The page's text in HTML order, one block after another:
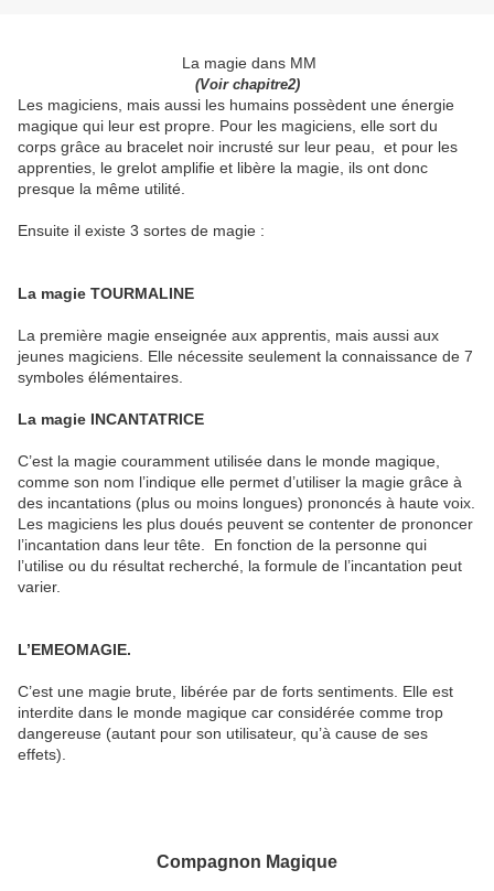
La magie dans MM
(Voir chapitre2)
Les magiciens, mais aussi les humains possèdent une énergie
magique qui leur est propre. Pour les magiciens, elle sort du
corps grâce au bracelet noir incrusté sur leur peau, et pour les
apprenties, le grelot amplifie et libère la magie, ils ont donc
presque la même utilité.
Ensuite il existe 3 sortes de magie :
La magie TOURMALINE
La première magie enseignée aux apprentis, mais aussi aux
jeunes magiciens. Elle nécessite seulement la connaissance de 7
symboles élémentaires.
La magie INCANTATRICE
C’est la magie couramment utilisée dans le monde magique,
comme son nom l’indique elle permet d’utiliser la magie grâce à
des incantations (plus ou moins longues) prononcés à haute voix.
Les magiciens les plus doués peuvent se contenter de prononcer
l’incantation dans leur tête. En fonction de la personne qui
l’utilise ou du résultat recherché, la formule de l’incantation peut
varier.
L’EMEOMAGIE.
C’est une magie brute, libérée par de forts sentiments. Elle est
interdite dans le monde magique car considérée comme trop
dangereuse (autant pour son utilisateur, qu’à cause de ses
effets).
Compagnon Magique